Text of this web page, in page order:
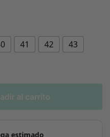
41 42
43
al carrito
estimado